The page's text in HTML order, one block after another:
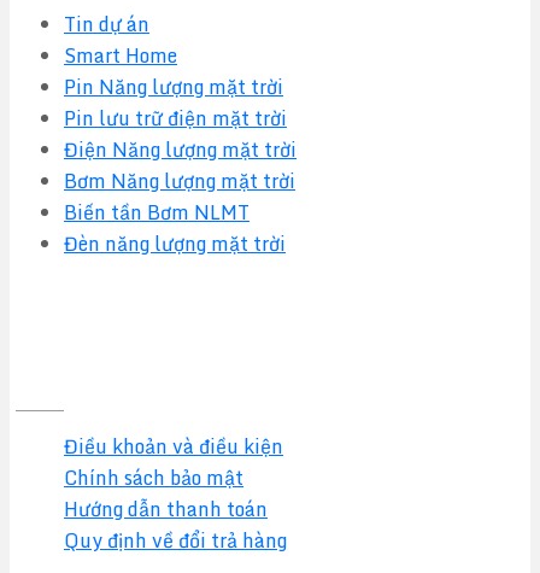
Tin dự án
Smart Home
Pin Năng lượng mặt trời
Pin lưu trữ điện mặt trời
Điện Năng lượng mặt trời
Bơm Năng lượng mặt trời
Biến tần Bơm NLMT
Đèn năng lượng mặt trời
Điều khoản và điều kiện
Chính sách bảo mật
Hướng dẫn thanh toán
Quy định về đổi trả hàng